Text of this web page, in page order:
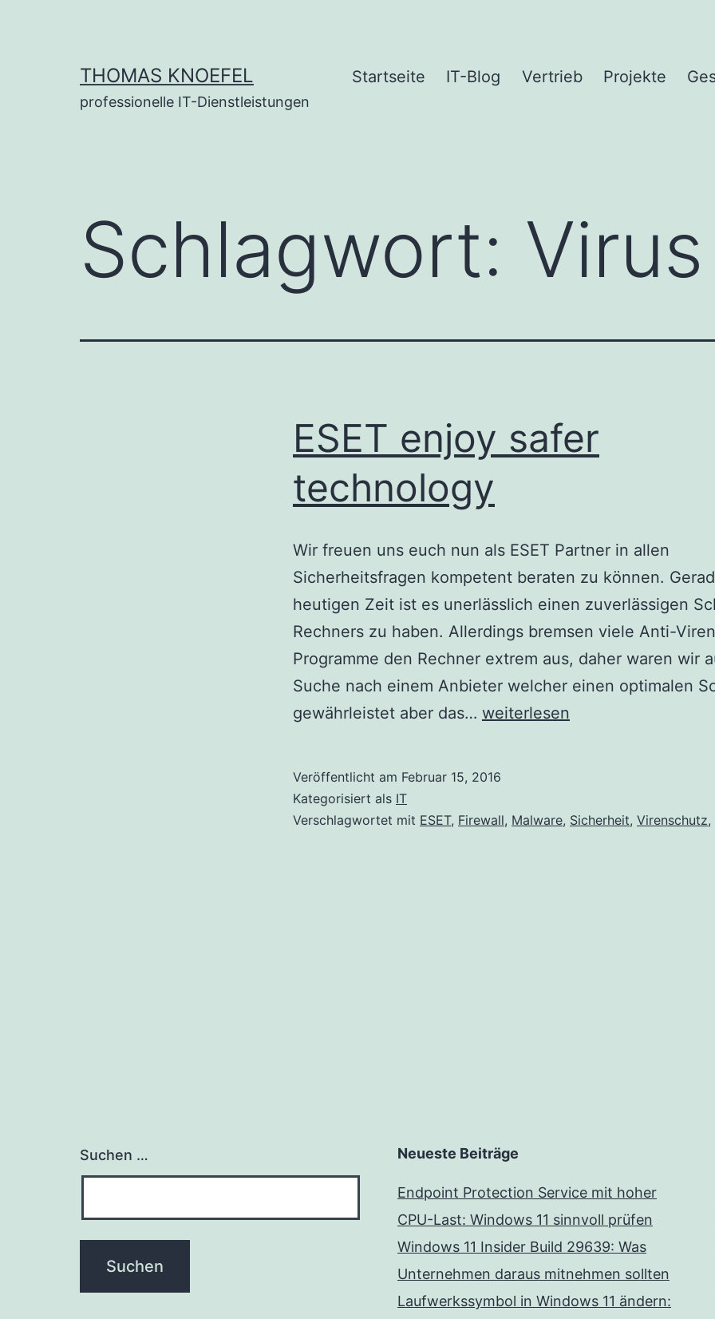
THOMAS KNOEFEL
professionelle IT-Dienstleistungen
Startseite IT-Blog Vertrieb Projekte
Schlagwort: Virus
ESET enjoy safer
technology
Wir freuen uns euch nun als ESET Partner in allen
Sicherheitsfragen kompetent beraten zu können.
heutigen Zeit ist es unerlässlich einen zuverlässigen
Rechners zu haben. Allerdings bremsen viele Anti-Viren
Programme den Rechner extrem aus, daher waren wir
Suche nach einem Anbieter welcher einen optimalen
gewährleistet aber das… ESET
weiterlesen
Veröffentlicht am Februar 15, 2016
Kategorisiert als IT
Verschlagwortet mit ESET, Firewall, Malware, Sicherheit, Virenschutz,
Suchen … Neueste Beiträge
Endpoint Protection Service mit hoher
CPU-Last: Windows 11 sinnvoll prüfen
Windows 11 Insider Build 29639: Was
Unternehmen daraus mitnehmen sollten
Laufwerkssymbol in Windows 11 ändern: